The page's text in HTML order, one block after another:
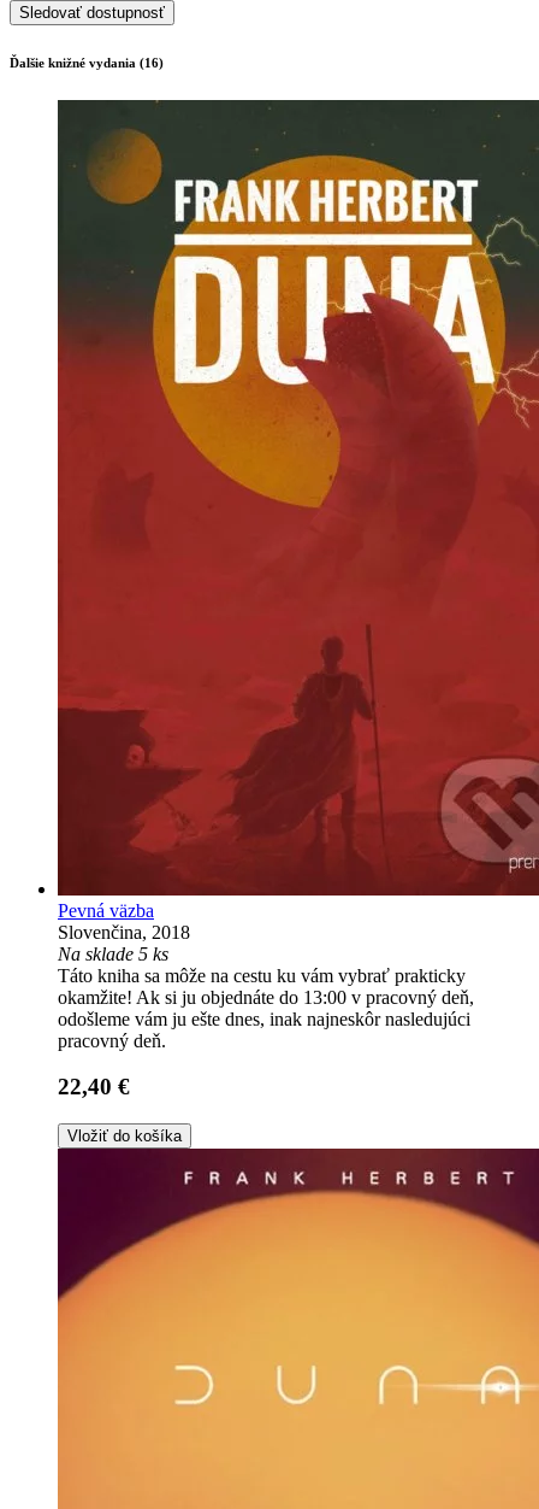
Sledovať dostupnosť
Ďalšie knižné vydania (16)
Pevná väzba
Slovenčina, 2018
Na sklade 5 ks
Táto kniha sa môže na cestu ku vám vybrať prakticky
okamžite! Ak si ju objednáte do 13:00 v pracovný deň,
odošleme vám ju ešte dnes, inak najneskôr nasledujúci
pracovný deň.
22,40 €
Vložiť do košíka